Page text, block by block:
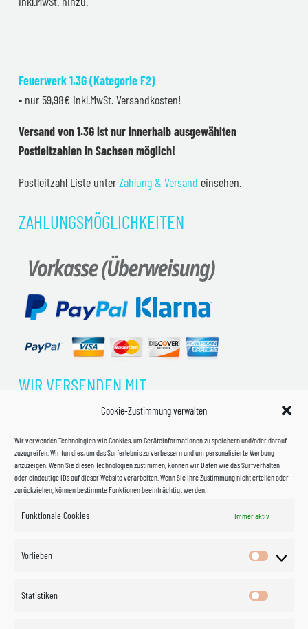
Cookie-Zustimmung verwalten
Wir verwenden Technologien wie Cookies, um Geräteinformationen zu speichern und/oder darauf
zuzugreifen. Wir tun dies, um das Surferlebnis zu verbessern und um personalisierte Werbung
anzuzeigen. Wenn Sie diesen Technologien zustimmen, können wir Daten wie das Surfverhalten
oder eindeutige IDs auf dieser Website verarbeiten. Wenn Sie Ihre Zustimmung nicht erteilen oder
zurückziehen, können bestimmte Funktionen beeinträchtigt werden.
Funktionale Cookies Immer aktiv
Vorlieben
Vorlieben
Statistiken
Feuerwerk 1.3G (Kategorie F2)
• nur 59,98€ inkl.MwSt. Versandkosten!
Versand von 1.3G ist nur innerhalb ausgewählten
Postleitzahlen in Sachsen möglich!
Postleitzahl Liste unterZahlung & Versand einsehen.
ZAHLUNGSMÖGLICHKEITEN
WIR VERSENDEN MIT